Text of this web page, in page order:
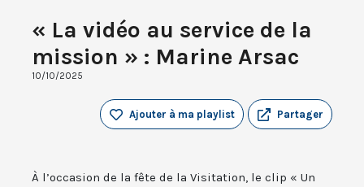
« La vidéo au service de la
mission » : Marine Arsac
10/10/2025
Partager
Ajouter à ma playlist
À l’occasion de la fête de la Visitation, le clip « Un